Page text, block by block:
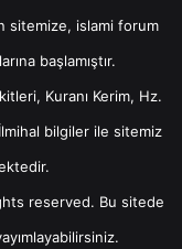
sitemize, islami forum
başlamıştır.
Kuranı Kerim, Hz.
bilgiler ile sitemiz
reserved. Bu sitede